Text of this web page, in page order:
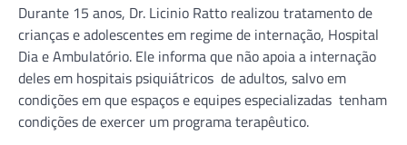
Durante 15 anos, Dr. Licinio Ratto realizou tratamento de
crianças e adolescentes em regime de internação, Hospital
Dia e Ambulatório. Ele informa que não apoia a internação
deles em hospitais psiquiátricos de adultos, salvo em
condições em que espaços e equipes especializadas tenham
condições de exercer um programa terapêutico.